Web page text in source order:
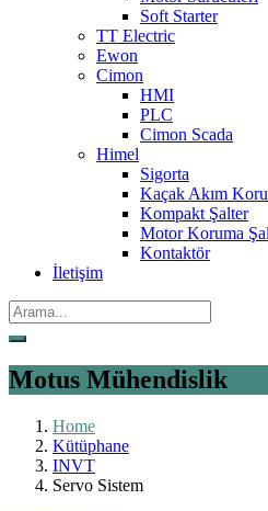
Soft Starter
TT Electric
Ewon
Cimon
HMI
PLC
Cimon Scada
Himel
Sigorta
Kaçak Akım
Kompakt Şalter
Motor Koruma
Kontaktör
İletişim
Motus Mühendislik
Home
Kütüphane
INVT
Servo Sistem